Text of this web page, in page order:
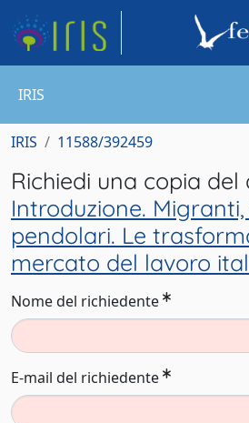
IRIS
IRIS 11588/392459
Richiedi una copia
Introduzione.
pendolari. Le
mercato del lavoro
Nome del richiedente
E-mail del richiedente